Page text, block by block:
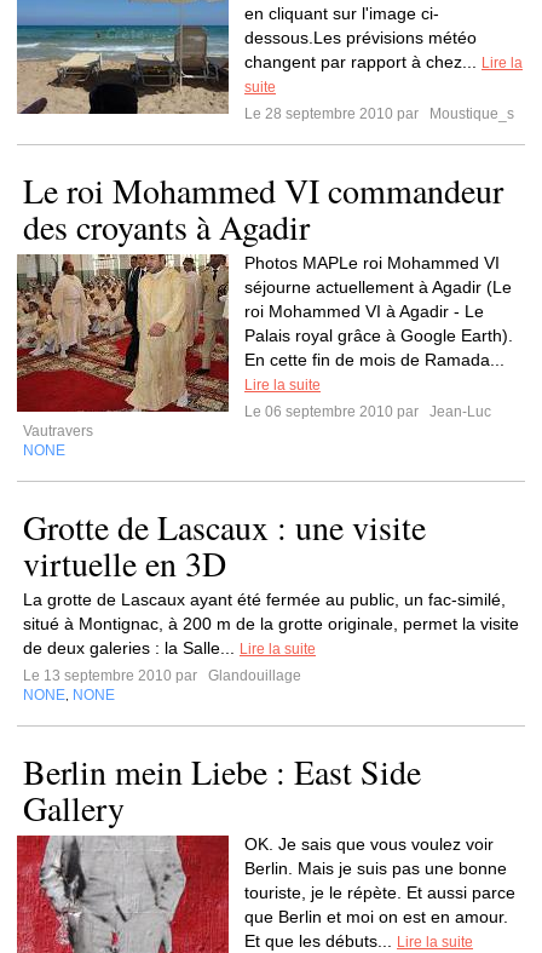
en cliquant sur l'image ci-
dessous.Les prévisions météo
changent par rapport à chez...
Lire la
suite
Le 28 septembre 2010 par
Moustique_s
Le roi Mohammed VI commandeur
des croyants à Agadir
Photos MAPLe roi Mohammed VI
séjourne actuellement à Agadir (Le
roi Mohammed VI à Agadir - Le
Palais royal grâce à Google Earth).
En cette fin de mois de Ramada...
Lire la suite
Le 06 septembre 2010 par
Jean-Luc
Vautravers
NONE
Grotte de Lascaux : une visite
virtuelle en 3D
La grotte de Lascaux ayant été fermée au public, un fac-similé,
situé à Montignac, à 200 m de la grotte originale, permet la visite
de deux galeries : la Salle...
Lire la suite
Le 13 septembre 2010 par
Glandouillage
NONE NONE
Berlin mein Liebe : East Side
Gallery
OK. Je sais que vous voulez voir
Berlin. Mais je suis pas une bonne
touriste, je le répète. Et aussi parce
que Berlin et moi on est en amour.
Et que les débuts...
Lire la suite